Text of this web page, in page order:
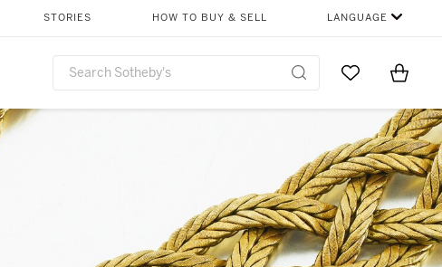
STORIES HOW TO BUY & SELL LANGUAGE
Go to MyItems